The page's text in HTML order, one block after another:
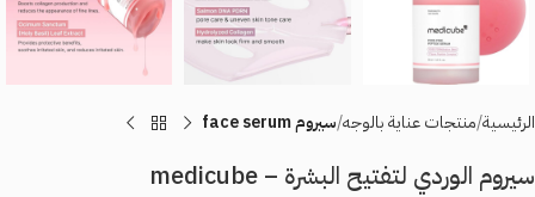
الرئيسية منتجات عناية بالوجه سيروم face serum
سيروم الوردي لتفتيح البشرة – medicube